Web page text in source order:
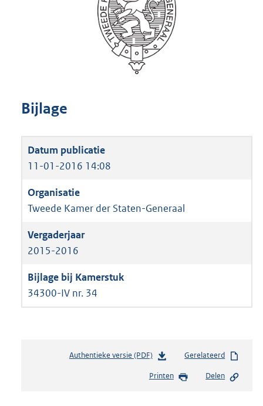
Bijlage
11-01-2016 14:08
Tweede Kamer der Staten-Generaal
2015-2016
34300-IV nr. 34
Authentieke versie (PDF)b
s
Gerelateerd
Printen Delen